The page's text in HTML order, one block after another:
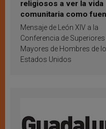
religiosos a ver la vida
comunitaria como
inspiración y
Mensaje de León XIV a la
Conferencia de Superiores
Mayores de Hombres de
Estados Unidos